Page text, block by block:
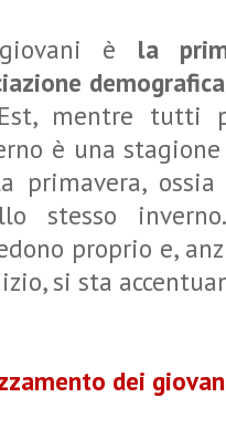
è la
demografica
mentre tutti
è una
primavera,
stesso
proprio e,
si sta
dei